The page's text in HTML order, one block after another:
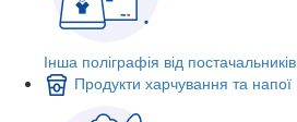
Інша поліграфія від постачальників
Продукти харчування та напої